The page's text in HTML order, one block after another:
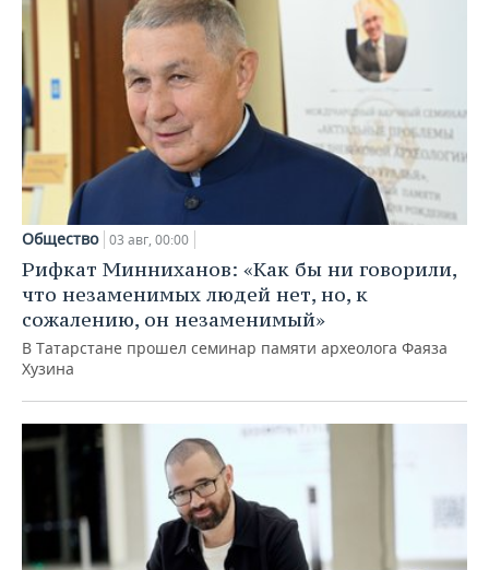
Общество 03 авг, 00:00
Рифкат Минниханов: «Как бы ни говорили,
что незаменимых людей нет, но, к
сожалению, он незаменимый»
В Татарстане прошел семинар памяти археолога Фаяза
Хузина